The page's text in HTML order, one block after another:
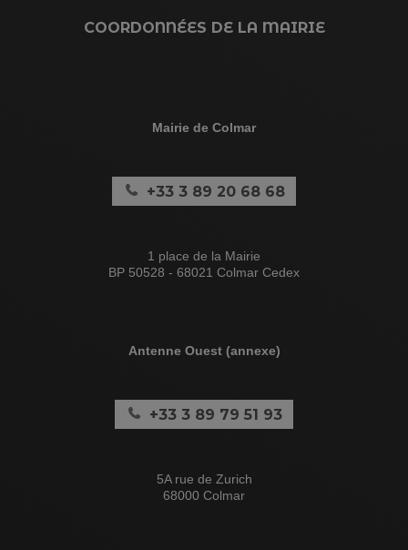
COORDONNÉES DE LA MAIRIE
Mairie de Colmar
+33 3 89 20 68 68
1 place de la Mairie
BP 50528 - 68021 Colmar Cedex
Antenne Ouest (annexe)
+33 3 89 79 51 93
5A rue de Zurich
68000 Colmar